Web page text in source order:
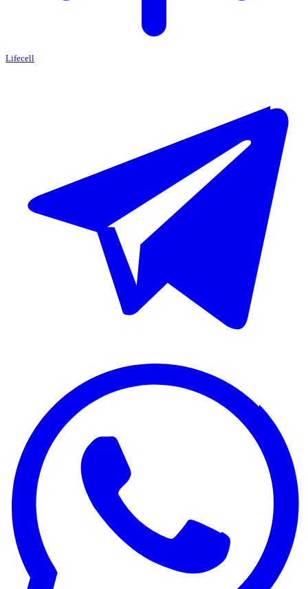
Lifecell